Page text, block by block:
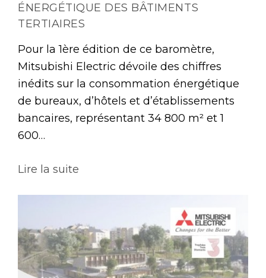
ÉNERGÉTIQUE DES BÂTIMENTS
TERTIAIRES
Pour la 1ère édition de ce baromètre,
Mitsubishi Electric dévoile des chiffres
inédits sur la consommation énergétique
de bureaux, d’hôtels et d’établissements
bancaires, représentant 34 800 m² et 1
600…
Lire la suite